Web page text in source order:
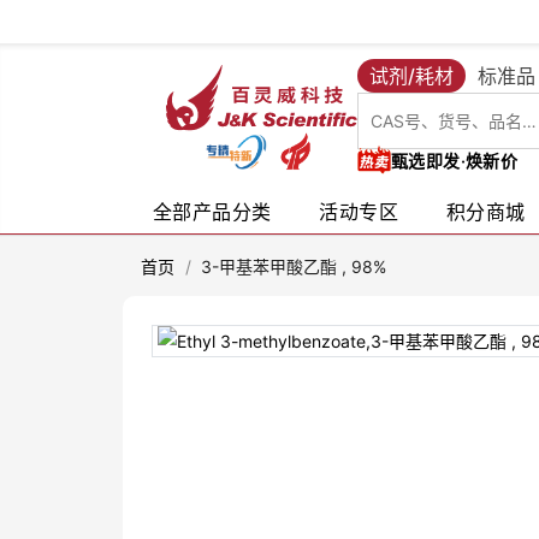
试剂/耗材 标准品
甄选即发·焕新价
全部产品分类 活动专区 积分商城
首页 / 3-甲基苯甲酸乙酯 , 98%